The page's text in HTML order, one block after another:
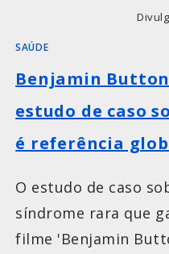
SAÚDE
Benjamin
estudo de caso
é referência
O estudo de caso
síndrome rara que
filme 'Benjamin